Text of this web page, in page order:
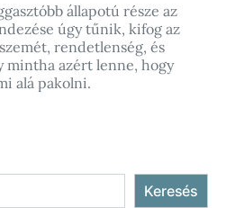
állapotú része az
úgy tűnik, kifog az
rendetlenség, és
mintha azért lenne, hogy
alá pakolni.
Keresés